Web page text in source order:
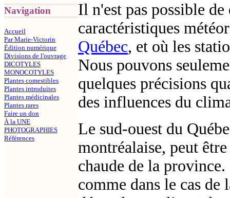
Navigation
Accueil
Par Marie-Victorin
Édition numérique
Divisions de l'ouvrage
DICOTYLES
MONOCOTYLES
Plantes comestibles
Plantes introduites
Plantes médicinales
Plantes rares
Faire un don
À la UNE
PHOTOGRAPHIES
Références
Il n'est pas possible
caractéristiques
Québec, et où les
Nous pouvons
quelques précisions
des influences du
Le sud-ouest du
montréalaise, peut
chaude de la
comme dans le cas de